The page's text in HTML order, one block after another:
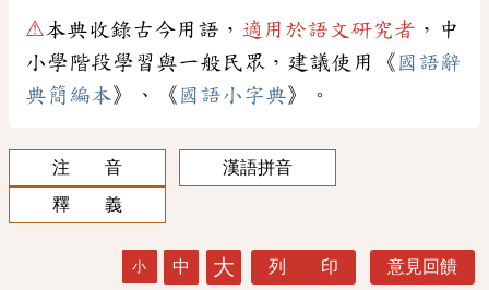
⚠本典收錄古今用語， 適用於語文研究者 ，中
小學階段學習與一般民眾，建議使用《 國語辭
典簡編本》、《 國語小字典》。
注 音
漢語拼音
釋 義
小 中 大 列 印 意見回饋